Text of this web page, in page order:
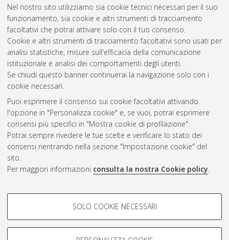
Nel nostro sito utilizziamo sia cookie tecnici necessari per il suo
funzionamento, sia cookie e altri strumenti di tracciamento
facoltativi che potrai attivare solo con il tuo consenso.
Cookie e altri strumenti di tracciamento facoltativi sono usati per
analisi statistiche, misure sull'efficacia della comunicazione
istituzionale e analisi dei comportamenti degli utenti.
Se chiudi questo banner continuerai la navigazione solo con i
cookie necessari.
Puoi esprimere il consenso sui cookie facoltativi attivando
l'opzione in "Personalizza cookie" e, se vuoi, potrai esprimere
consensi più specifici in "Mostra cookie di profilazione".
Potrai sempre rivedere le tue scelte e verificare lo stato dei
consensi rientrando nella sezione "Impostazione cookie" del
sito.
Per maggiori informazioni consulta la nostra Cookie policy.
COOKIE DI PROFILAZIONE -
Si tratta di cookie utilizzati per analizzare le caratteristiche della
SOLO COOKIE NECESSARI
Gestione del documento:
Atom
Rss 1.0
Rss 2.0
ISSN: 2038-7946
Impostazioni Cookie
Informativa sulla privacy
Condizioni d’uso del sito